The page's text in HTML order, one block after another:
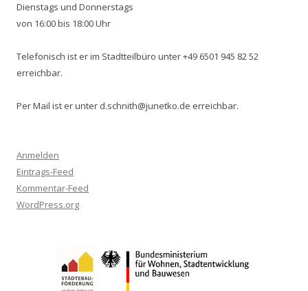
Dienstags und Donnerstags
von 16:00 bis 18:00 Uhr
Telefonisch ist er im Stadtteilbüro unter +49 6501 945 82 52
erreichbar.
Per Mail ist er unter d.schnith@junetko.de erreichbar.
Anmelden
Eintrags-Feed
Kommentar-Feed
WordPress.org